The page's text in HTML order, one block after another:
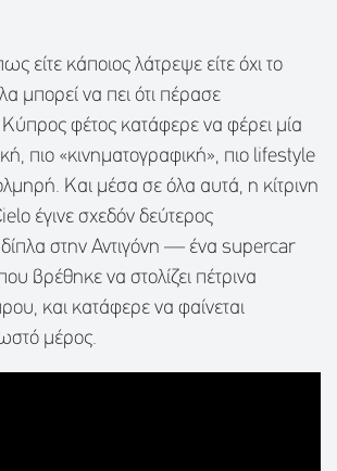
είτε κάποιος λάτρεψε είτε όχι το
μπορεί να πει ότι πέρασε
φέτος κατάφερε να φέρει μία
πιο «κινηματογραφική», πιο lifestyle
Και μέσα σε όλα αυτά, η κίτρινη
έγινε σχεδόν δεύτερος
στην Αντιγόνη — ένα supercar
βρέθηκε να στολίζει πέτρινα
και κατάφερε να φαίνεται
μέρος.